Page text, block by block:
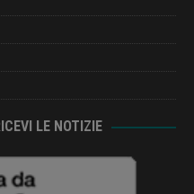
LE NOTIZIE